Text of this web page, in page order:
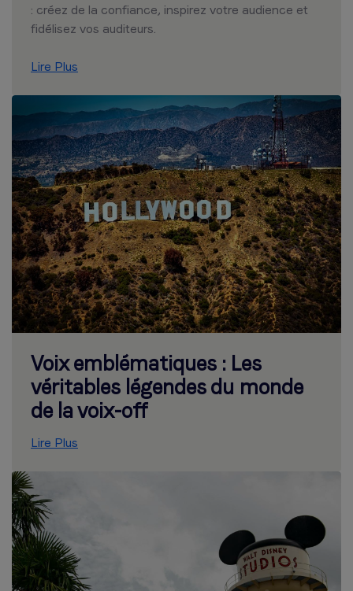
: créez de la confiance, inspirez votre audience et
fidélisez vos auditeurs.
Lire Plus
Voix emblématiques : Les
véritables légendes du monde
de la voix-off
Lire Plus